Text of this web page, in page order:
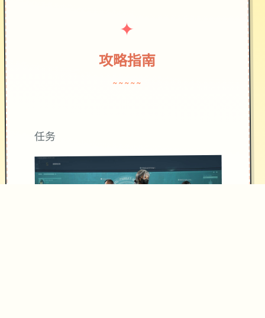
✦
攻略指南
~~~~~
任务